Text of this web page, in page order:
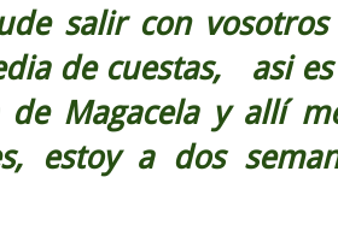
salir con
de cuestas, asi
de Magacela y allí
estoy a dos